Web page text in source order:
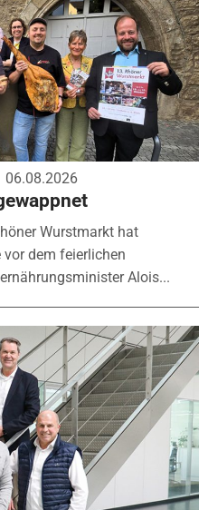
06.08.2026
Wurstmarkt hat
dem feierlichen
Alois...